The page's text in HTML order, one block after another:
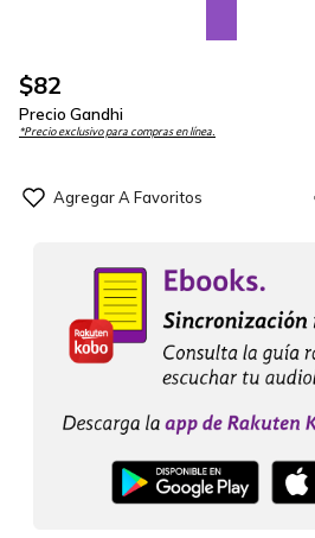
$82
Precio Gandhi
*Precio exclusivo para compras en línea.